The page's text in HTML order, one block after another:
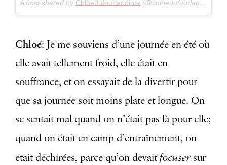
A post shared by Chloedufourlapointe (@chloedufourlapointe) on
Chloé: Je me souviens d’une journée en été où
elle avait tellement froid, elle était en
souffrance, et on essayait de la divertir pour
que sa journée soit moins plate et longue. On
se sentait mal quand on n’était pas là pour elle;
quand on était en camp d’entraînement, on
était déchirées, parce qu’on devaitfocuser sur